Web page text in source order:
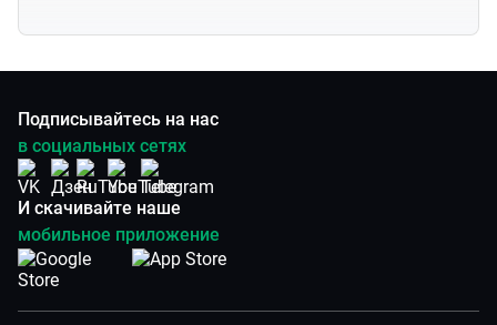
Подписывайтесь на нас
в социальных сетях
И скачивайте наше
мобильное приложение